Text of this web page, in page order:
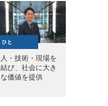
人・技術・現場を
結び、社会に大き
な価値を提供